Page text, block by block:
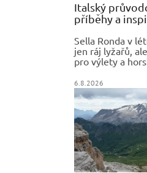
Italský
příběhy a
Sella Ronda v
jen ráj lyžařů,
pro výlety a
6.8.2026